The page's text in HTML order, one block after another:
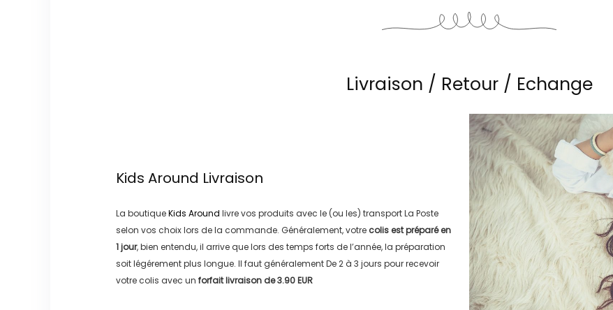
Livraison / Retour / Echange
Kids Around Livraison
La boutiqueKids Around livre vos produits avec le (ou les) transportLa Poste
selon vos choix lors de la commande. Généralement, votre colis est préparé en
1 jour, bien entendu, il arrive que lors des temps forts de l’année, la préparation
soit légérement plus longue. Il faut généralementDe 2 à 3 jours pour recevoir
votre colis avec un forfait livraison de3.90 EUR